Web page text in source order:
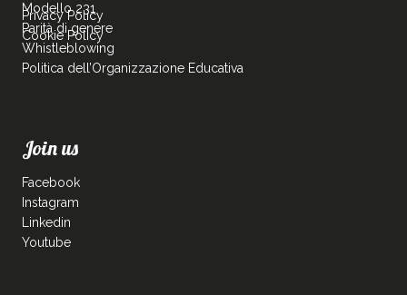
Modello 231
Parità di genere
Whistleblowing
Politica dell’Organizzazione Educativa
Privacy Policy
Cookie Policy
Join us
Facebook
Instagram
Linkedin
Youtube